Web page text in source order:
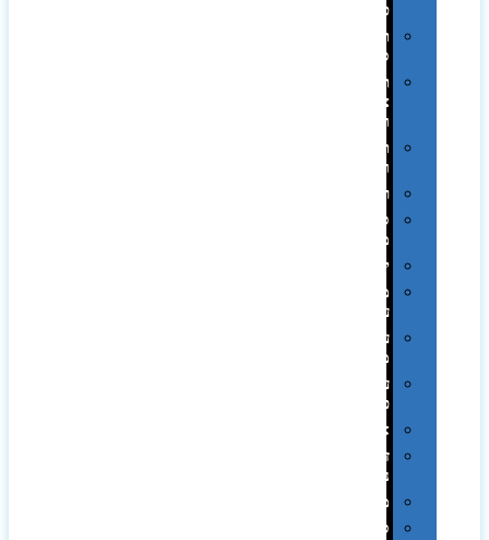
טיולים
תיקי
ספורט
תיקי
ומכתביות
תערוכות
וכנסים
רמקולים
סוכריות
ממותגות
יודאיקה
מארזי
עטים
עטי
מתכת
עטי
פלסטיק
אוזניות
זכרונות
ניידים
מפצלים
סביבת